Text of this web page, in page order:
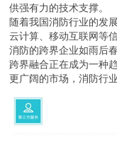
供强有力的技术支撑。
随着我国消防行业的发
云计算、移动互联网等
消防的跨界企业如雨后
跨界融合正在成为一种
更广阔的市场，消防行